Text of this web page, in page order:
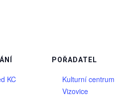
KC
POŘADATEL
Kulturní centrum
Vizovice